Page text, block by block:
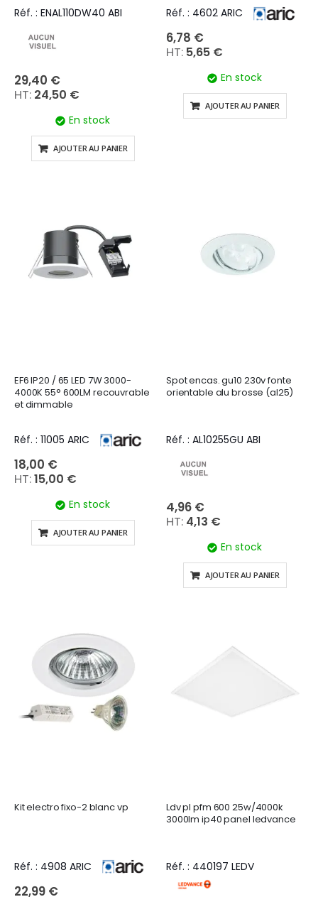
Réf. : ENAL110DW40 ABI
29,40 €
24,50 €
En stock
AJOUTER AU PANIER
Réf. : 4602 ARIC
6,78 €
5,65 €
En stock
AJOUTER AU PANIER
EF6 IP20 / 65 LED 7W 3000-
4000K 55° 600LM recouvrable
et dimmable
Réf. : 11005 ARIC
18,00 €
15,00 €
En stock
AJOUTER AU PANIER
Spot encas. gu10 230v fonte
orientable alu brosse (al25)
Réf. : AL10255GU ABI
4,96 €
4,13 €
En stock
AJOUTER AU PANIER
Kit electro fixo-2 blanc vp
Réf. : 4908 ARIC
22,99 €
Ldv pl pfm 600 25w/4000k
3000lm ip40 panel ledvance
Réf. : 440197 LEDV